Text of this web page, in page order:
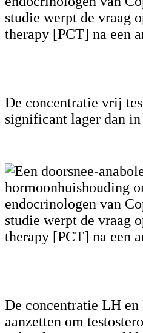
De concentratie vrij
significant lager dan
De concentratie LH en
aanzetten om